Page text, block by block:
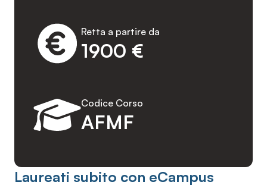
1900 €
Retta a partire da
AFMF
Codice Corso
Laureati subito con eCampus